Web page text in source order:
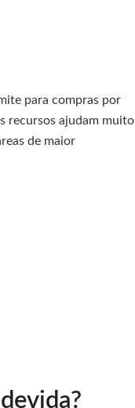
para compras por
recursos ajudam muito
de maior